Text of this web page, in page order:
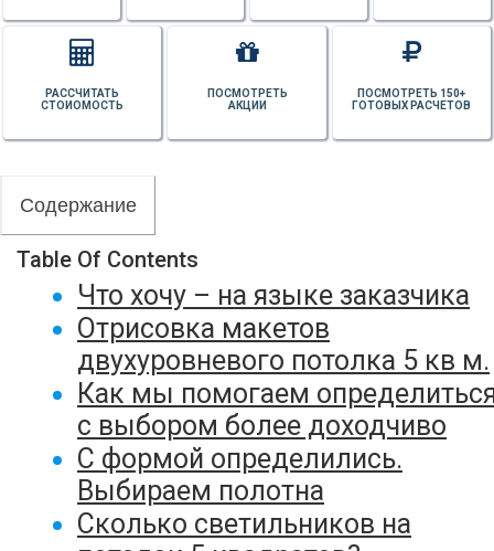
ПОСМОТРЕТЬ 150+
ГОТОВЫХ РАСЧЕТОВ
ПОСМОТРЕТЬ
АКЦИИ
РАССЧИТАТЬ
СТОИОМОСТЬ
Содержание
Table Of Contents
Что хочу – на языке заказчика
Отрисовка макетов
двухуровневого потолка 5 кв м.
Как мы помогаем
с выбором более доходчиво
С формой определились.
Выбираем полотна
Сколько светильников на